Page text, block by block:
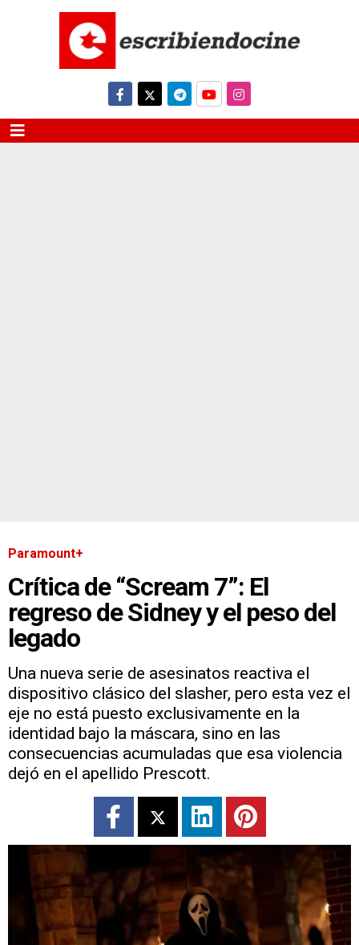
Paramount+
Crítica de “Scream 7”: El
regreso de Sidney y el peso del
legado
Una nueva serie de asesinatos reactiva el
dispositivo clásico del slasher, pero esta vez el
eje no está puesto exclusivamente en la
identidad bajo la máscara, sino en las
consecuencias acumuladas que esa violencia
dejó en el apellido Prescott.